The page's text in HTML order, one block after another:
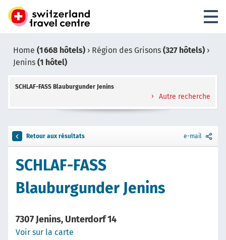
Home (1 668 hôtels) › Région des Grisons (327 hôtels) ›
Jenins (1 hôtel)
SCHLAF-FASS Blauburgunder Jenins
Autre recherche
Retour aux résultats e-mail
SCHLAF-FASS
Blauburgunder Jenins
7307 Jenins, Unterdorf 14
Voir sur la carte